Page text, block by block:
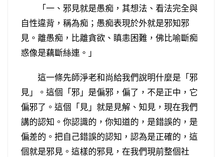
「一、邪見就是愚痴，其想法、看法完全與
自性違背，稱為痴；愚痴表現於外就是邪知邪
見。離愚痴，比離貪欲、瞋恚困難，佛比喻斷痴
惑像是藕斷絲連。」
這一條先師淨老和尚給我們說明什麼是「邪
見」。這個「邪」是偏邪，偏了，不是正中，它
偏邪了。這個「見」就是見解、知見，現在我們
講的認知。你認識的，你知道的，是錯誤的，是
偏差的。把自己錯誤的認知，認為是正確的，這
個就是邪見。這樣的邪見，在我們現前整個社